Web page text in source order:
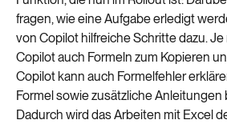
fragen, wie eine Aufgabe erledigt
von Copilot hilfreiche Schritte dazu. Je
Copilot auch Formeln zum Kopieren
Copilot kann auch Formelfehler
Formel sowie zusätzliche Anleitungen
Dadurch wird das Arbeiten mit Excel